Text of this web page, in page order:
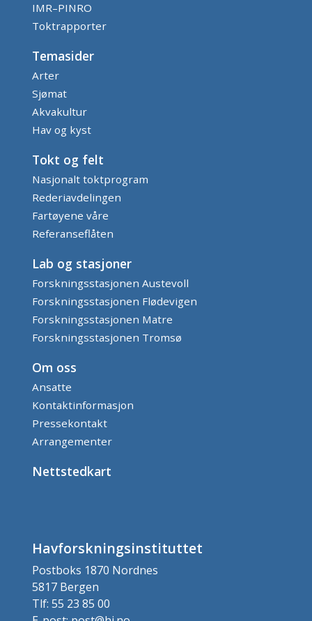
IMR–PINRO
Toktrapporter
Temasider
Arter
Sjømat
Akvakultur
Hav og kyst
Tokt og felt
Nasjonalt toktprogram
Rederiavdelingen
Fartøyene våre
Referanseflåten
Lab og stasjoner
Forskningsstasjonen Austevoll
Forskningsstasjonen Flødevigen
Forskningsstasjonen Matre
Forskningsstasjonen Tromsø
Om oss
Ansatte
Kontaktinformasjon
Pressekontakt
Arrangementer
Nettstedkart
Havforskningsinstituttet
Postboks 1870 Nordnes
5817 Bergen
Tlf: 55 23 85 00